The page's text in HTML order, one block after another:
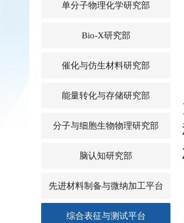
单分子物理化学研究部
Bio-X研究部
催化与仿生材料研究部
能量转化与存储研究部
分子与细胞生物物理研究部
脑认知研究部
先进材料制备与微纳加工平台
综合表征与测试平台